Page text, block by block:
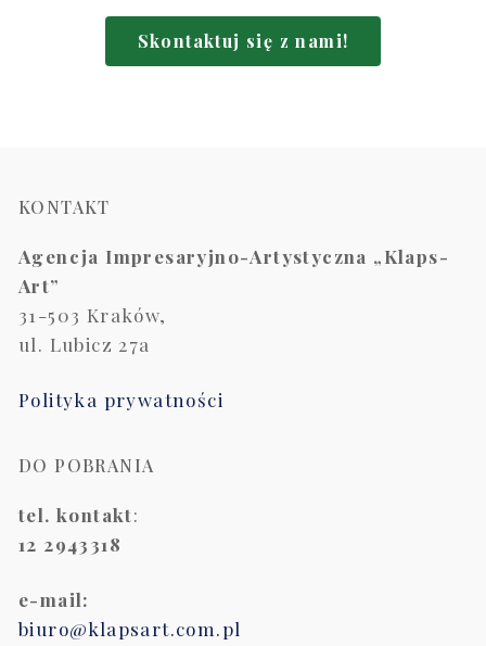
Skontaktuj się z nami!
KONTAKT
Agencja Impresaryjno-Artystyczna „Klaps-
Art”
31-503 Kraków,
ul. Lubicz 27a
Polityka prywatności
DO POBRANIA
tel. kontakt:
12 2943318
e-mail:
biuro@klapsart.com.pl